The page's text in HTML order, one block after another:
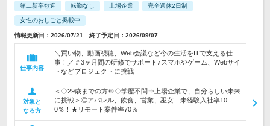
第二新卒歓迎 転勤なし 上場企業 完全週休2日制
女性のおしごと掲載中
情報更新日：2026/07/21 終了予定日：2026/09/07
仕事内容
＼買い物、動画視聴、Web会議など今の生活をITで支える仕
事！／＃3ヶ月間の研修でサポート♪スマホやゲーム、Webサイ
トなどプロジェクトに挑戦
対象と
なる方
＜◇29歳までの方※◇学歴不問⇒上場企業で、自分らしい未来
に挑戦＞◎アパレル、飲食、営業、巫女…未経験入社率10
0％！★リモート案件率70％